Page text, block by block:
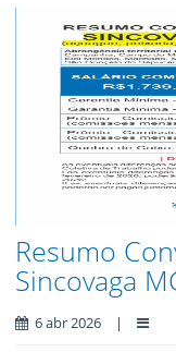
Resumo
Sincovaga
6 abr 2026 |